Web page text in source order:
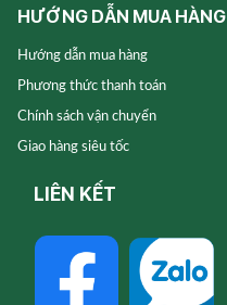
HƯỚNG DẪN MUA HÀNG
Hướng dẫn mua hàng
Phương thức thanh toán
Chính sách vận chuyển
Giao hàng siêu tốc
LIÊN KẾT